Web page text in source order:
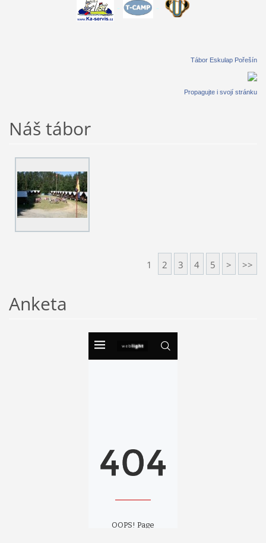
- -
Tábor Eskulap Pořešín
Propagujte i svojí stránku
Náš tábor
1 2 3 4 5 > >>
Anketa